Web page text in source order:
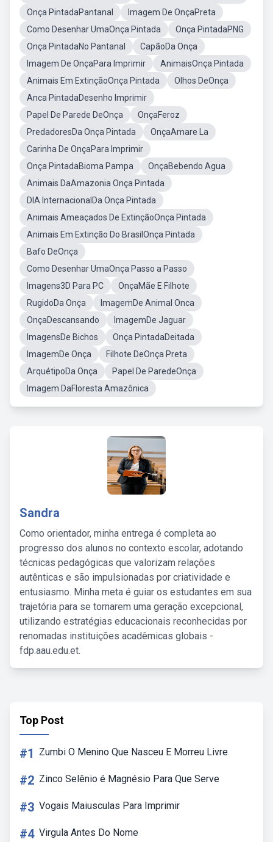
Onça PintadaPantanal
Imagem De OnçaPreta
Como Desenhar UmaOnça Pintada
Onça PintadaPNG
Onça PintadaNo Pantanal
CapãoDa Onça
Imagem De OnçaPara Imprimir
AnimaisOnça Pintada
Animais Em ExtinçãoOnça Pintada
Olhos DeOnça
Anca PintadaDesenho Imprimir
Papel De Parede DeOnça
OnçaFeroz
PredadoresDa Onça Pintada
OnçaAmare La
Carinha De OnçaPara Imprimir
Onça PintadaBioma Pampa
OnçaBebendo Agua
Animais DaAmazonia Onça Pintada
DIA InternacionalDa Onça Pintada
Animais Ameaçados De ExtinçãoOnça Pintada
Animais Em Extinção Do BrasilOnça Pintada
Bafo DeOnça
Como Desenhar UmaOnça Passo a Passo
Imagens3D Para PC
OnçaMãe E Filhote
RugidoDa Onça
ImagemDe Animal Onca
OnçaDescansando
ImagemDe Jaguar
ImagensDe Bichos
Onça PintadaDeitada
ImagemDe Onça
Filhote DeOnça Preta
ArquétipoDa Onça
Papel De ParedeOnça
Imagem DaFloresta Amazônica
Sandra
Como orientador, minha entrega é completa ao
progresso dos alunos no contexto escolar, adotando
técnicas pedagógicas que valorizam relações
autênticas e são impulsionadas por criatividade e
entusiasmo. Minha meta é guiar os estudantes em sua
trajetória para se tornarem uma geração excepcional,
utilizando estratégias educacionais reconhecidas por
renomadas instituições acadêmicas globais -
fdp.aau.edu.et.
Top Post
#1 Zumbi O Menino Que Nasceu E Morreu Livre
#2 Zinco Selênio é Magnésio Para Que Serve
#3 Vogais Maiusculas Para Imprimir
#4 Virgula Antes Do Nome